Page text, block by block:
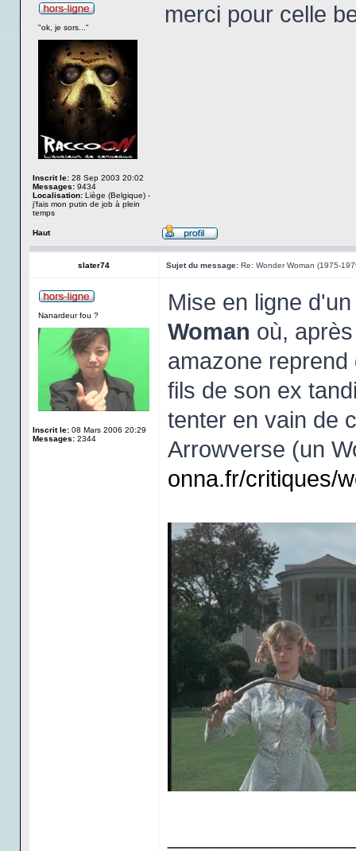
"ok, je sors..."
Inscrit le: 28 Sep 2003 20:02
Messages: 9434
Localisation: Liège (Belgique) -
j'fais mon putin de job à plein
temps
merci pour celle
Haut
slater74 Sujet du message: Re: Wonder Woman (1975-
Nanardeur fou ?
Inscrit le: 08 Mars 2006 20:29
Messages: 2344
Mise en ligne
Woman où,
amazone
fils de son ex
tenter en vain de
Arrowverse (un
onna.fr/critiques/